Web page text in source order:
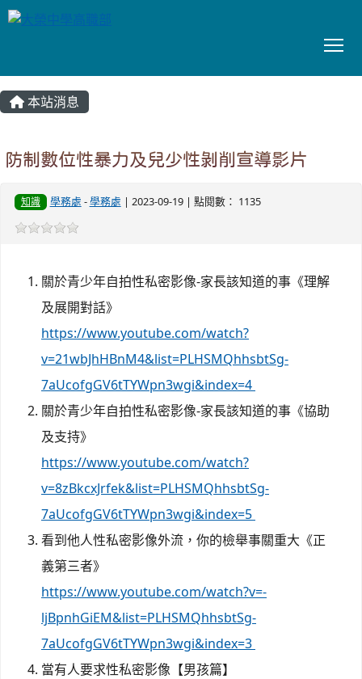
本站消息
防制數位性暴力及兒少性剝削宣導影片
知識 學務處 -學務處 | 2023-09-19 | 點閱數： 1135
關於青少年自拍性私密影像-家長該知道的事《理解
及展開對話》
https://www.youtube.com/watch?
v=21wbJhHBnM4&list=PLHSMQhhsbtSg-
7aUcofgGV6tTYWpn3wgi&index=4
關於青少年自拍性私密影像-家長該知道的事《協助
及支持》
https://www.youtube.com/watch?
v=8zBkcxJrfek&list=PLHSMQhhsbtSg-
7aUcofgGV6tTYWpn3wgi&index=5
看到他人性私密影像外流，你的檢舉事關重大《正
義第三者》
https://www.youtube.com/watch?v=-
ljBpnhGiEM&list=PLHSMQhhsbtSg-
7aUcofgGV6tTYWpn3wgi&index=3
當有人要求性私密影像【男孩篇】